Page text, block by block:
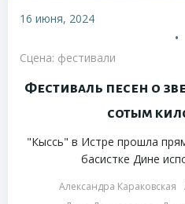
16 июня, 2024
•
Сцена: фестивали
Фестиваль песен о
сотым
"Кыссь" в Истре прошла
басистке Дине
Александра Караковская